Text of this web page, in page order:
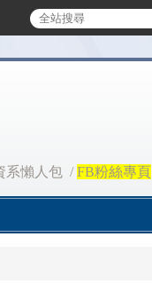
系懶人包 /FB粉絲專頁